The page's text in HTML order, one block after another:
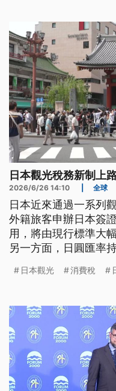
日本觀光稅務新制上
2026/6/26 14:10 全球
日本近來通過一系列
外籍旅客申辦日本簽
用，將由現行標準大
另一方面，日圓匯率
日本觀光 消費稅